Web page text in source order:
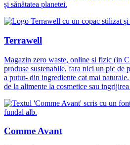
și sănătatea planetei.
Terrawell
Magazin zero waste, online si fizic (in
produse sustenabile, fara nici un pic de
a putut- din ingrediente cat mai
de la alimente la cosmetice sau ingrijirea
Comme Avant